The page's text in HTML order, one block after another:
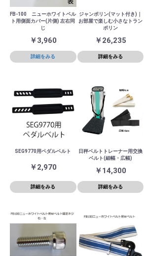
FB-100 ニューホワイトベル
ト用側面カバー(片側) 左右同
じ
￥3,960
詳細をみる
ジャンポリン(マット付き)｜
お部屋で楽しむ小さなトラン
ポリン
￥26,235
詳細をみる
SEG9770用ペダルベルト
￥2,970
詳細をみる
日秤ベルトトレーナー用交換
ベルト(細幅・広幅)
￥14,300
詳細をみる